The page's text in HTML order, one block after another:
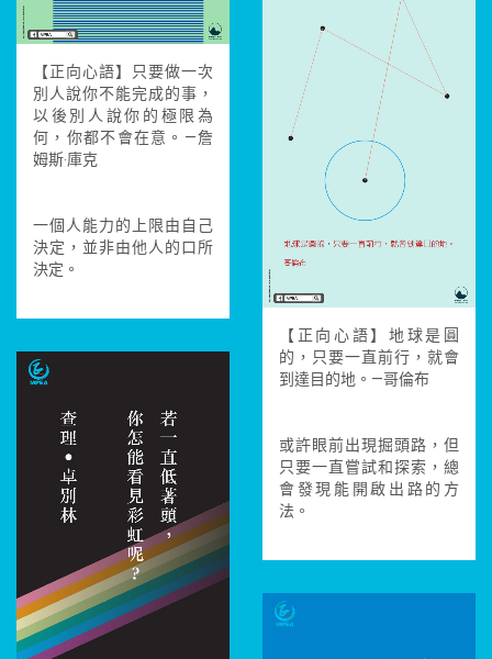
【正向心語】只要做一次
別人說你不能完成的事，
以後別人說你的極限為
何，你都不會在意。—詹
姆斯‧庫克
一個人能力的上限由自己
決定，並非由他人的口所
決定。
【正向心語】地球是圓
的，只要一直前行，就會
到達目的地。—哥倫布
或許眼前出現掘頭路，但
只要一直嘗試和探索，總
會發現能開啟出路的方
法。